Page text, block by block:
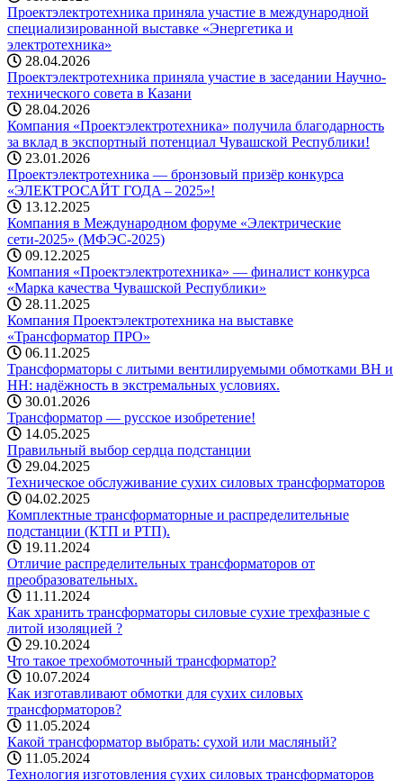
Проектэлектротехника приняла участие в международной
специализированной выставке «Энергетика и
электротехника»
28.04.2026
Проектэлектротехника приняла участие в заседании Научно-
технического совета в Казани
28.04.2026
Компания «Проектэлектротехника» получила благодарность
за вклад в экспортный потенциал Чувашской Республики!
23.01.2026
Проектэлектротехника — бронзовый призёр конкурса
«ЭЛЕКТРОСАЙТ ГОДА – 2025»!
13.12.2025
Компания в Международном форуме «Электрические
сети-2025» (МФЭС-2025)
09.12.2025
Компания «Проектэлектротехника» — финалист конкурса
«Марка качества Чувашской Республики»
28.11.2025
Компания Проектэлектротехника на выставке
«Трансформатор ПРО»
06.11.2025
Трансформаторы с литыми вентилируемыми обмотками ВН и
НН: надёжность в экстремальных условиях.
30.01.2026
Трансформатор — русское изобретение!
14.05.2025
Правильный выбор сердца подстанции
29.04.2025
Техническое обслуживание сухих силовых трансформаторов
04.02.2025
Комплектные трансформаторные и распределительные
подстанции (КТП и РТП).
19.11.2024
Отличие распределительных трансформаторов от
преобразовательных.
11.11.2024
Как хранить трансформаторы силовые сухие трехфазные с
литой изоляцией ?
29.10.2024
Что такое трехобмоточный трансформатор?
10.07.2024
Как изготавливают обмотки для сухих силовых
трансформаторов?
11.05.2024
Какой трансформатор выбрать: cухой или масляный?
11.05.2024
Технология изготовления сухих силовых трансформаторов